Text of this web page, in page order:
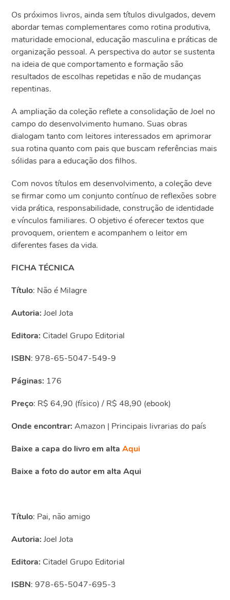
Os próximos livros, ainda sem títulos divulgados, devem
abordar temas complementares como rotina produtiva,
maturidade emocional, educação masculina e práticas de
organização pessoal. A perspectiva do autor se sustenta
na ideia de que comportamento e formação são
resultados de escolhas repetidas e não de mudanças
repentinas.
A ampliação da coleção reflete a consolidação de Joel no
campo do desenvolvimento humano. Suas obras
dialogam tanto com leitores interessados em aprimorar
sua rotina quanto com pais que buscam referências mais
sólidas para a educação dos filhos.
Com novos títulos em desenvolvimento, a coleção deve
se firmar como um conjunto contínuo de reflexões sobre
vida prática, responsabilidade, construção de identidade
e vínculos familiares. O objetivo é oferecer textos que
provoquem, orientem e acompanhem o leitor em
diferentes fases da vida.
FICHA TÉCNICA
Título: Não é Milagre
Autoria:Joel Jota
Editora: Citadel Grupo Editorial
ISBN: 978-65-5047-549-9
Páginas: 176
Preço: R$ 64,90 (físico) / R$ 48,90 (ebook)
Onde encontrar:Amazon | Principais livrarias do país
Baixe a capa do livro em altaAqui
Baixe a foto do autor em alta Aqui
Título: Pai, não amigo
Autoria:Joel Jota
Editora: Citadel Grupo Editorial
ISBN: 978-65-5047-695-3